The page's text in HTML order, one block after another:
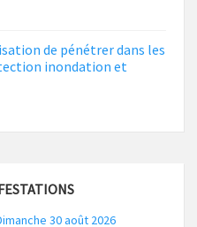
de pénétrer dans les
inondation et
30 août 2026